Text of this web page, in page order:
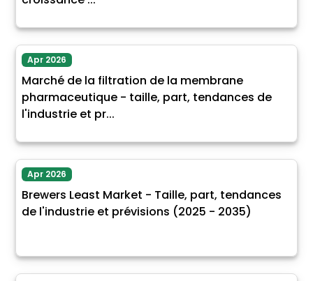
Apr 2026
Marché de la filtration de la membrane
pharmaceutique - taille, part, tendances de
l'industrie et pr...
Apr 2026
Brewers Least Market - Taille, part, tendances
de l'industrie et prévisions (2025 - 2035)